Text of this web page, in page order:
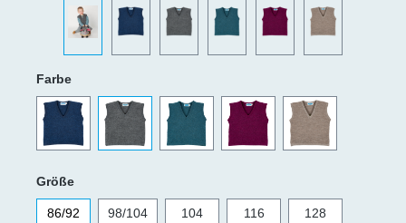
Farbe
Größe
86/92 98/104 104 116 128